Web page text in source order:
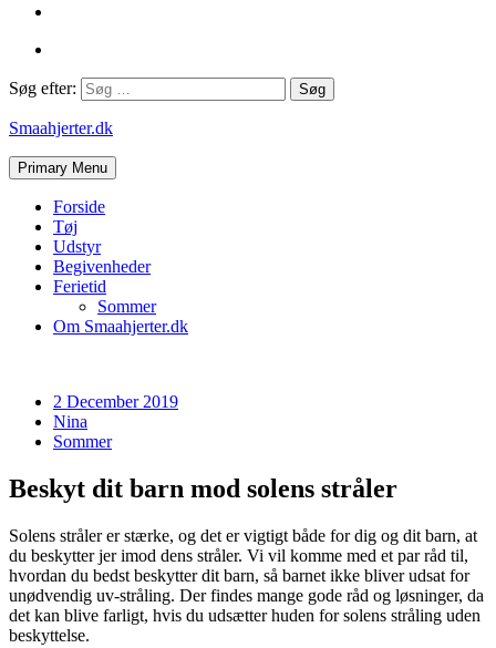
Søg efter:
Smaahjerter.dk
Primary Menu
Forside
Tøj
Udstyr
Begivenheder
Ferietid
Sommer
Om Smaahjerter.dk
2 December 2019
Nina
Sommer
Beskyt dit barn mod solens stråler
Solens stråler er stærke, og det er vigtigt både for dig og dit barn, at
du beskytter jer imod dens stråler. Vi vil komme med et par råd til,
hvordan du bedst beskytter dit barn, så barnet ikke bliver udsat for
unødvendig uv-stråling. Der findes mange gode råd og løsninger, da
det kan blive farligt, hvis du udsætter huden for solens stråling uden
beskyttelse.